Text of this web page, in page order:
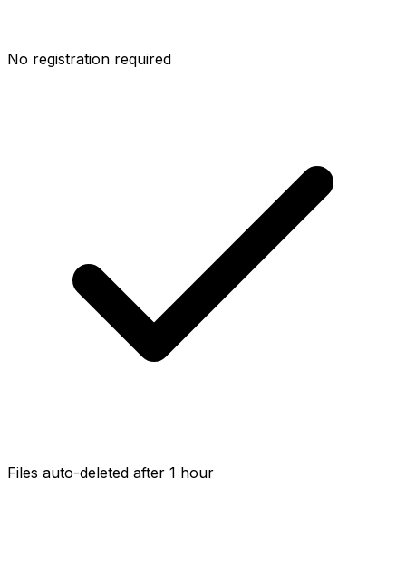
No registration required
Files auto-deleted after 1 hour